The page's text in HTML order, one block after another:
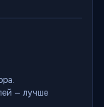
— лучше